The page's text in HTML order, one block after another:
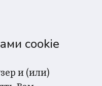
cookie
и (или)